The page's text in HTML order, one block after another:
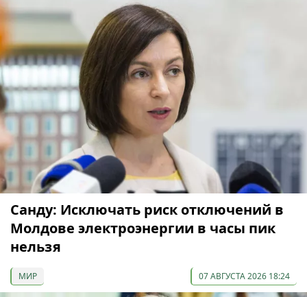
Санду: Исключать риск отключений в
Молдове электроэнергии в часы пик
нельзя
МИР 07 АВГУСТА 2026 18:24